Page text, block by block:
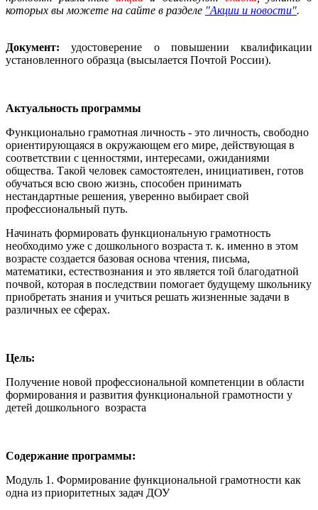
которых вы можете на сайте в разделе "Акции и новости".
Документ: удостоверение о повышении квалификации
установленного образца (высылается Почтой России).
Актуальность программы
Функционально грамотная личность - это личность, свободно
ориентирующаяся в окружающем его мире, действующая в
соответствии с ценностями, интересами, ожиданиями
общества. Такой человек самостоятелен, инициативен, готов
обучаться всю свою жизнь, способен принимать
нестандартные решения, уверенно выбирает свой
профессиональный путь.
Начинать формировать функциональную грамотность
необходимо уже с дошкольного возраста т. к. именно в этом
возрасте создается базовая основа чтения, письма,
математики, естествознания и это является той благодатной
почвой, которая в последствии помогает будущему школьнику
приобретать знания и учиться решать жизненные задачи в
различных ее сферах.
Цель:
Получение новой профессиональной компетенции в области
формирования и развития функциональной грамотности у
детей дошкольного возраста
Содержание программы:
Модуль 1. Формирование функциональной грамотности как
одна из приоритетных задач ДОУ